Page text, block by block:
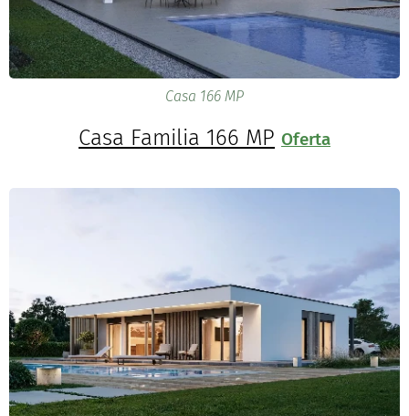
Casa 166 MP
Casa Familia 166 MP Oferta